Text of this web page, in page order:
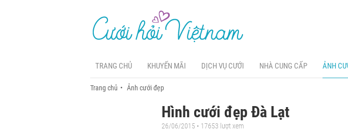
TRANG CHỦ KHUYẾN MÃI DỊCH VỤ CƯỚI NHÀ CUNG CẤP ẢNH
Trang chủ Ảnh cưới đẹp
Hình cưới đẹp Đà Lạt
26/06/2015 • 17653 lượt xem